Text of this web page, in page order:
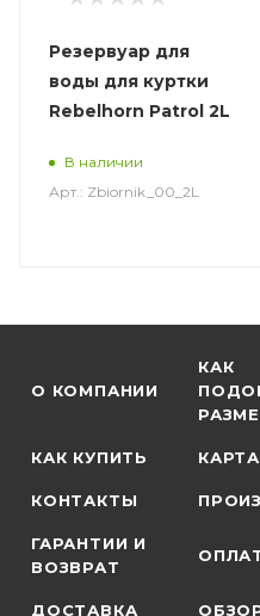
Резервуар для
воды для куртки
Rebelhorn Patrol 2L
В наличии
Арт.: Zbiornik_00_2L
О КОМПАНИИ
КАК
КАК КУПИТЬ
КОНТАКТЫ
ГАРАНТИИ И
ВОЗВРАТ
ДОСТАВКА